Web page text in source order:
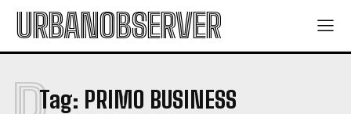
URBANOBSERVER
Tag: PRIMO BUSINESS